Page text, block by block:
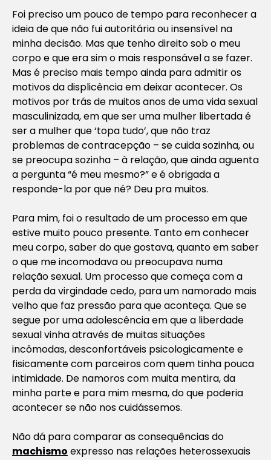
Foi preciso um pouco de tempo para reconhecer a
ideia de que não fui autoritária ou insensível na
minha decisão. Mas que tenho direito sob o meu
corpo e que era sim o mais responsável a se fazer.
Mas é preciso mais tempo ainda para admitir os
motivos da displicência em deixar acontecer. Os
motivos por trás de muitos anos de uma vida sexual
masculinizada, em que ser uma mulher libertada é
ser a mulher que ‘topa tudo’, que não traz
problemas de contracepção – se cuida sozinha, ou
se preocupa sozinha – à relação, que ainda aguenta
a pergunta “é meu mesmo?” e é obrigada a
responde-la por que né? Deu pra muitos.
Para mim, foi o resultado de um processo em que
estive muito pouco presente. Tanto em conhecer
meu corpo, saber do que gostava, quanto em saber
o que me incomodava ou preocupava numa
relação sexual. Um processo que começa com a
perda da virgindade cedo, para um namorado mais
velho que faz pressão para que aconteça. Que se
segue por uma adolescência em que a liberdade
sexual vinha através de muitas situações
incômodas, desconfortáveis psicologicamente e
fisicamente com parceiros com quem tinha pouca
intimidade. De namoros com muita mentira, da
minha parte e para mim mesma, do que poderia
acontecer se não nos cuidássemos.
Não dá para comparar as consequências do
machismo expresso nas relações heterossexuais